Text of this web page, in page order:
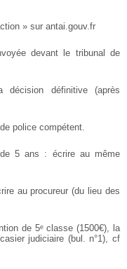
» sur antai.gouv.fr
devant le tribunal de
définitive (après
police compétent.
5 ans : écrire au même
au procureur (du lieu des
de 5ᵉ classe (1500€), la
judiciaire (bul. n°1), cf